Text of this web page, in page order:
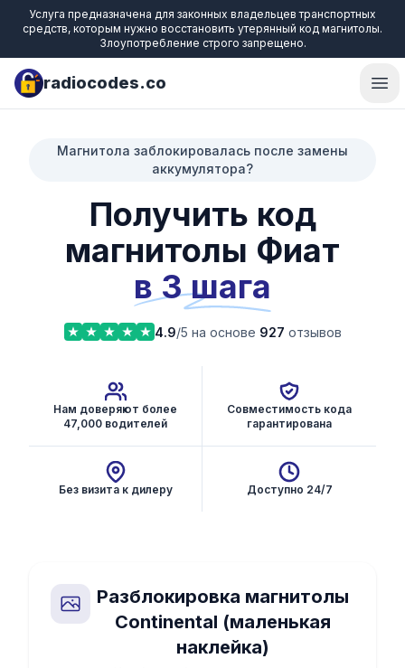
Услуга предназначена для законных владельцев транспортных
средств, которым нужно восстановить утерянный код магнитолы.
Злоупотребление строго запрещено.
radiocodes.co
Магнитола заблокировалась после замены
аккумулятора?
Получить код
магнитолы Фиат
в 3 шага
4.9/5 на основе 927 отзывов
Нам доверяют более
47,000 водителей
Совместимость кода
гарантирована
Без визита к дилеру Доступно 24/7
Разблокировка магнитолы
Continental (маленькая
наклейка)